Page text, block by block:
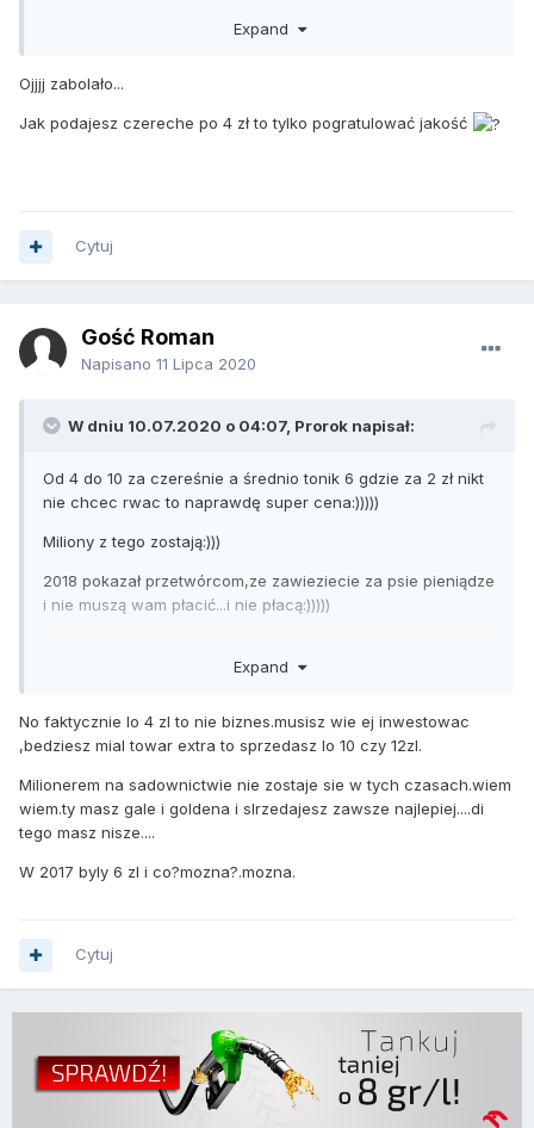
Expand
Ojjjj zabolało...
Jak podajesz czereche po 4 zł to tylko pogratulować jakość
Cytuj
Gość Roman
Napisano 11 Lipca 2020
W dniu 10.07.2020 o 04:07, Prorok napisał:
Od 4 do 10 za czereśnie a średnio tonik 6 gdzie za 2 zł nikt
nie chcec rwac to naprawdę super cena:)))))
Miliony z tego zostają:)))
2018 pokazał przetwórcom,ze zawieziecie za psie pieniądze
i nie muszą wam płacić...i nie płacą:)))))
forumowiczów będą oo 5:PLN :))))
Expand
No faktycznie lo 4 zl to nie biznes.musisz wie ej inwestowac
,bedziesz mial towar extra to sprzedasz lo 10 czy 12zl.
Milionerem na sadownictwie nie zostaje sie w tych czasach.wiem
wiem.ty masz gale i goldena i slrzedajesz zawsze najlepiej....di
tego masz nisze....
W 2017 byly 6 zl i co?mozna?.mozna.
Cytuj